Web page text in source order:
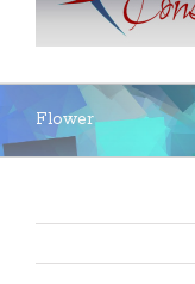
Flower